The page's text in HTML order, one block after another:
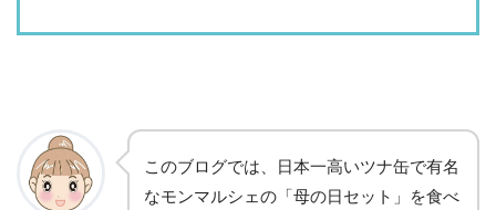
このブログでは、日本一高いツナ缶で有名
なモンマルシェの「母の日セット」を食べ